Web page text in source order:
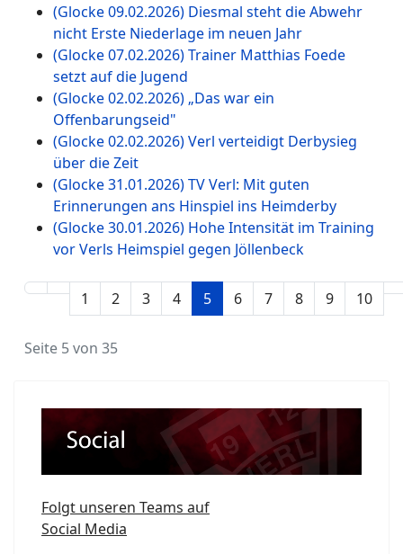
(Glocke 09.02.2026) Diesmal steht die Abwehr
nicht Erste Niederlage im neuen Jahr
(Glocke 07.02.2026) Trainer Matthias Foede
setzt auf die Jugend
(Glocke 02.02.2026) „Das war ein
Offenbarungseid"
(Glocke 02.02.2026) Verl verteidigt Derbysieg
über die Zeit
(Glocke 31.01.2026) TV Verl: Mit guten
Erinnerungen ans Hinspiel ins Heimderby
(Glocke 30.01.2026) Hohe Intensität im Training
vor Verls Heimspiel gegen Jöllenbeck
1 2 3 4 5 6 7 8 9 10
Seite 5 von 35
Folgt unseren Teams auf
Social Media